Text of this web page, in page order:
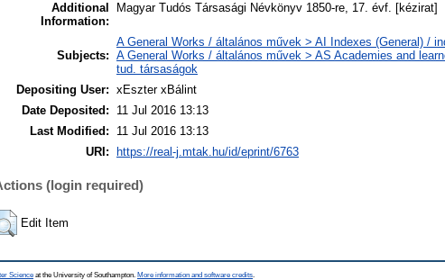
Additional
Information:
Magyar Tudós Társasági Névkönyv 1850-re, 17. évf. [kézirat]
Subjects:
A General Works / általános művek > AI Indexes (General) /
A General Works / általános művek > AS Academies and
tud. társaságok
Depositing User: xEszter xBálint
Date Deposited:
11 Jul 2016 13:13
Last Modified:
11 Jul 2016 13:13
URI:
https://real-j.mtak.hu/id/eprint/6763
(login required)
Edit Item
Science at the University of Southampton. More information and software credits